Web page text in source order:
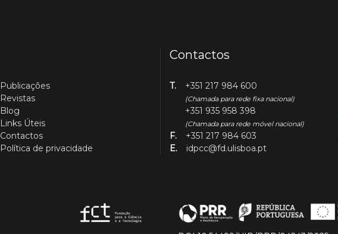
Publicações
Revistas
Blog
Links Úteis
Contactos
Política de privacidade
Contactos
T. +351 217 984 600
(Chamada para rede fixa nacional)
+351 935 958 398
(Chamada para rede móvel nacional)
F.
+351 217 984 603
E.
idpcc@fd.ulisboa.pt